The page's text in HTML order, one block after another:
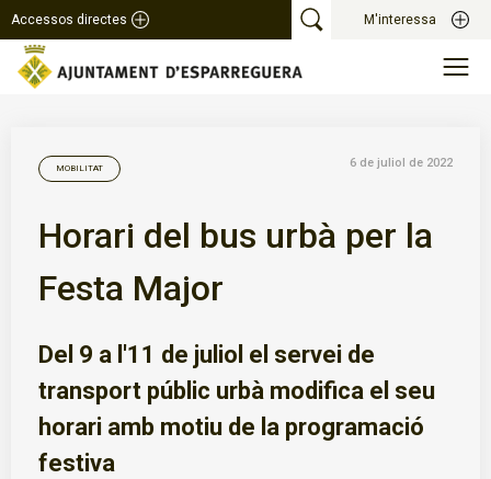
Accessos directes M'interessa
MOBILITAT 6 de juliol de 2022
Horari del bus urbà per la
Festa Major
Del 9 a l'11 de juliol el servei de
transport públic urbà modifica el seu
horari amb motiu de la programació
festiva